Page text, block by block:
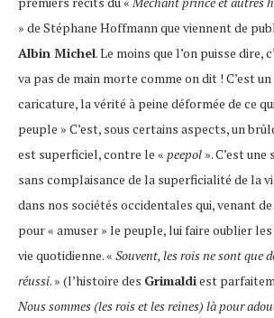
» de Stéphane Hoffmann que viennent de
Albin Michel. Le moins que l’on puisse dire,
va pas de main morte comme on dit ! C’est
caricature, la vérité à peine déformée de ce
peuple » C’est, sous certains aspects, un
est superficiel, contre le « peepol ». C’est
sans complaisance de la superficialité de la
dans nos sociétés occidentales qui, venant
pour « amuser » le peuple, lui faire oublier
vie quotidienne. « Souvent, les rois ne sont que
réussi. » (l’histoire des Grimaldiest
Nous sommes (les rois et les reines) là pour